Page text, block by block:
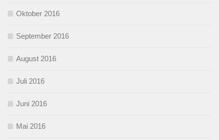
Oktober 2016
September 2016
August 2016
Juli 2016
Juni 2016
Mai 2016